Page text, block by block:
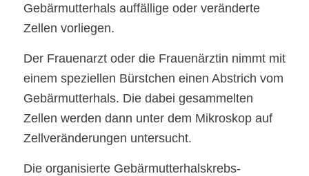
Gebärmutterhals auffällige oder veränderte
Zellen vorliegen.
Der Frauenarzt oder die Frauenärztin nimmt mit
einem speziellen Bürstchen einen Abstrich vom
Gebärmutterhals. Die dabei gesammelten
Zellen werden dann unter dem Mikroskop auf
Zellveränderungen untersucht.
Die organisierte Gebärmutterhalskrebs-